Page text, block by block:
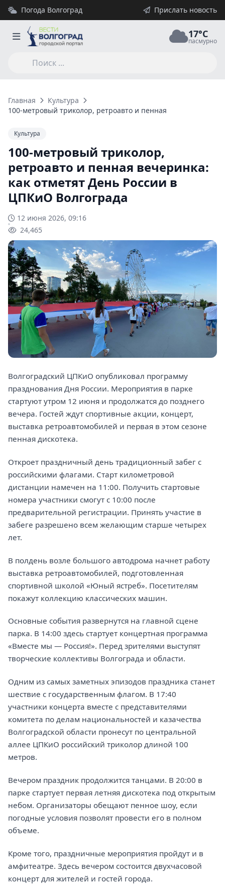
Погода Волгоград Прислать новость
17°C
пасмурно
Главная
Культура
100-метровый триколор, ретроавто и пенная вечеринка:
Культура
100-метровый триколор,
ретроавто и пенная вечеринка:
как отметят День России в
ЦПКиО Волгограда
12 июня 2026, 09:16
24,465
Волгоградский ЦПКиО опубликовал программу
празднования Дня России. Мероприятия в парке
стартуют утром 12 июня и продолжатся до позднего
вечера. Гостей ждут спортивные акции, концерт,
выставка ретроавтомобилей и первая в этом сезоне
пенная дискотека.
Откроет праздничный день традиционный забег с
российскими флагами. Старт километровой
дистанции намечен на 11:00. Получить стартовые
номера участники смогут с 10:00 после
предварительной регистрации. Принять участие в
забеге разрешено всем желающим старше четырех
лет.
В полдень возле большого автодрома начнет работу
выставка ретроавтомобилей, подготовленная
спортивной школой «Юный ястреб». Посетителям
покажут коллекцию классических машин.
Основные события развернутся на главной сцене
парка. В 14:00 здесь стартует концертная программа
«Вместе мы — Россия!». Перед зрителями выступят
творческие коллективы Волгограда и области.
Одним из самых заметных эпизодов праздника станет
шествие с государственным флагом. В 17:40
участники концерта вместе с представителями
комитета по делам национальностей и казачества
Волгоградской области пронесут по центральной
аллее ЦПКиО российский триколор длиной 100
метров.
Вечером праздник продолжится танцами. В 20:00 в
парке стартует первая летняя дискотека под открытым
небом. Организаторы обещают пенное шоу, если
погодные условия позволят провести его в полном
объеме.
Кроме того, праздничные мероприятия пройдут и в
амфитеатре. Здесь вечером состоится двухчасовой
концерт для жителей и гостей города.